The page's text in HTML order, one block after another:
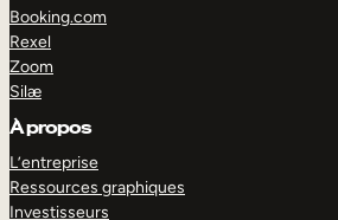
Booking.com
Rexel
Zoom
Silæ
À propos
L’entreprise
Ressources graphiques
Investisseurs